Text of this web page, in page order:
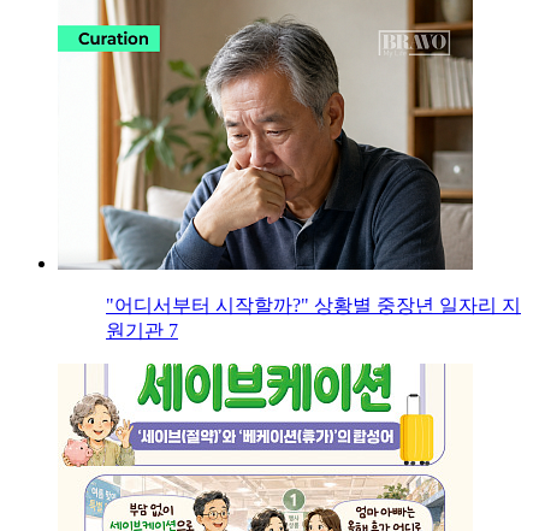
"어디서부터 시작할까?" 상황별 중장년 일자리 지
원기관 7